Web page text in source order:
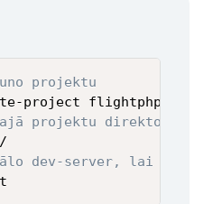
projektu
projektu direktorijā
dev-server, lai sāktu